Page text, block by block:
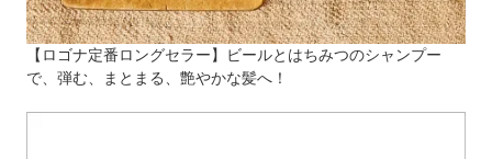
【ロゴナ定番ロングセラー】ビールとはちみつのシャンプー
で、弾む、まとまる、艶やかな髪へ！